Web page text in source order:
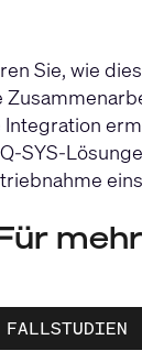
Sie, wie
SYS-
mehr
FALLSTUDIEN